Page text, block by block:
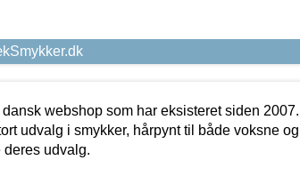
webshop som har eksisteret siden 2007.
udvalg i smykker, hårpynt til både voksne og
deres udvalg.